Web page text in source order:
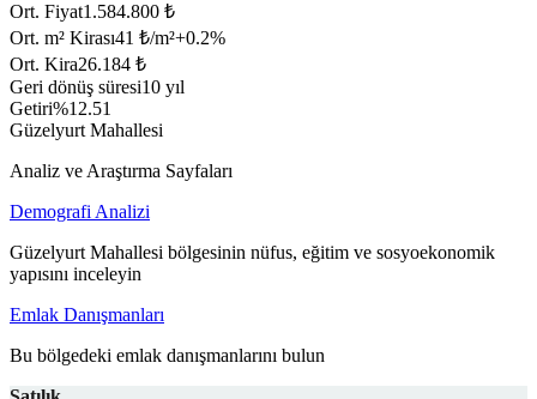
Ort. Fiyat1.584.800 ₺
Ort. m² Kirası41 ₺/m²+0.2%
Ort. Kira26.184 ₺
Geri dönüş süresi10 yıl
Getiri%12.51
Güzelyurt Mahallesi
Analiz ve Araştırma Sayfaları
Demografi Analizi
Güzelyurt Mahallesi bölgesinin nüfus, eğitim ve sosyoekonomik
yapısını inceleyin
Emlak Danışmanları
Bu bölgedeki emlak danışmanlarını bulun